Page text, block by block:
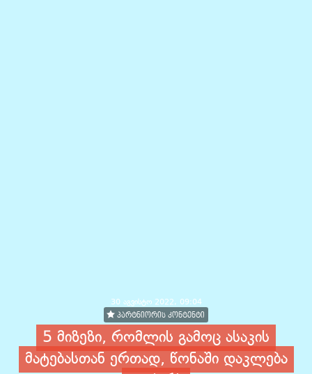
30 აგვისტო 2022, 09:04
პარტნიორის კონტენტი
5 მიზეზი, რომლის გამოც ასაკის
მატებასთან ერთად, წონაში დაკლება